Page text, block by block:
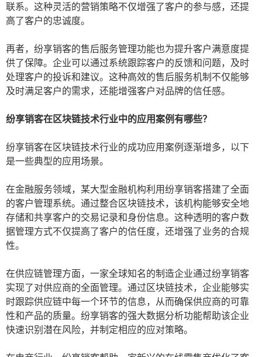
联系。这种灵活的营销策略不仅增强了客户的参与感，还提
高了客户的忠诚度。
再者，纷享销客的售后服务管理功能也为提升客户满意度提
供了保障。企业可以通过系统跟踪客户的反馈和问题，及时
处理客户的投诉和建议。这种高效的售后服务机制不仅能够
及时满足客户的需求，还能增强客户对品牌的信任感。
纷享销客在区块链技术行业中的应用案例有哪些？
纷享销客在区块链技术行业的成功应用案例逐渐增多，以下
是一些典型的应用场景。
在金融服务领域，某大型金融机构利用纷享销客搭建了全面
的客户管理系统。通过整合区块链技术，该机构能够安全地
存储和共享客户的交易记录和身份信息。这种透明的客户数
据管理方式不仅提高了客户的信任度，还增强了业务的合规
性。
在供应链管理方面，一家全球知名的制造企业通过纷享销客
实现了对供应商的全面管理。通过区块链技术，企业能够实
时跟踪供应链中每一个环节的信息，从而确保供应商的可靠
性和产品的质量。纷享销客的强大数据分析功能帮助该企业
快速识别潜在风险，并制定相应的应对策略。